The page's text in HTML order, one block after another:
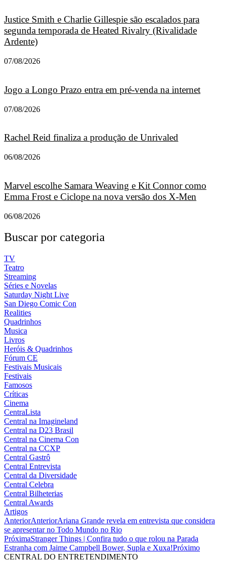
Justice Smith e Charlie Gillespie são escalados para
segunda temporada de Heated Rivalry (Rivalidade
Ardente)
07/08/2026
Jogo a Longo Prazo entra em pré-venda na internet
07/08/2026
Rachel Reid finaliza a produção de Unrivaled
06/08/2026
Marvel escolhe Samara Weaving e Kit Connor como
Emma Frost e Ciclope na nova versão dos X-Men
06/08/2026
Buscar por categoria
TV
Teatro
Streaming
Séries e Novelas
Saturday Night Live
San Diego Comic Con
Realities
Quadrinhos
Musica
Livros
Heróis & Quadrinhos
Fórum CE
Festivais Musicais
Festivais
Famosos
Críticas
Cinema
CentraLista
Central na Imagineland
Central na D23 Brasil
Central na Cinema Con
Central na CCXP
Central Gastrô
Central Entrevista
Central da Diversidade
Central Celebra
Central Bilheterias
Central Awards
Artigos
AnteriorAnteriorAriana Grande revela em entrevista que considera
se apresentar no Todo Mundo no Rio
PróximaStranger Things | Confira tudo o que rolou na Parada
Estranha com Jaime Campbell Bower, Supla e Xuxa!Próximo
CENTRAL DO ENTRETENDIMENTO